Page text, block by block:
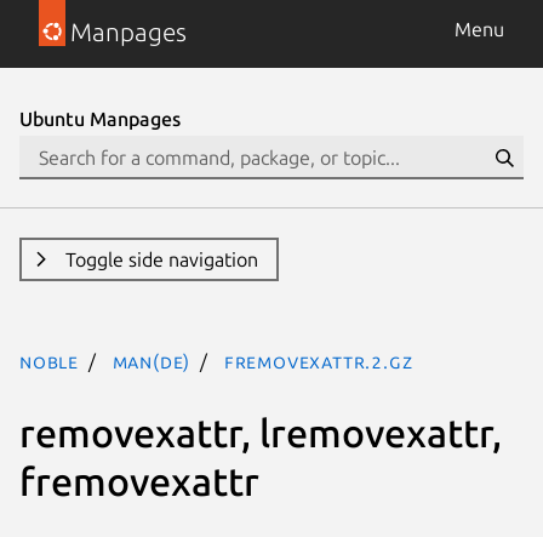
Manpages Menu
Ubuntu Manpages
Toggle side navigation
noble man(de) fremovexattr.2.gz
removexattr, lremovexattr,
fremovexattr